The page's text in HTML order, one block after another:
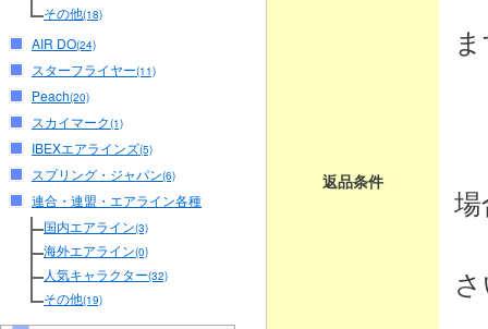
その他(18)
AIR DO(24)
スターフライヤー(11)
Peach(20)
スカイマーク(1)
IBEXエアラインズ(5)
スプリング・ジャパン(6)
連合・連盟・エアライン各種
国内エアライン(3)
海外エアライン(0)
人気キャラクター(32)
その他(19)
返品条件